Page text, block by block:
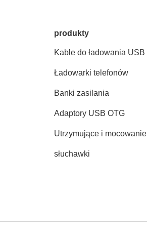
produkty
Kable do ładowania USB
Ładowarki telefonów
Banki zasilania
Adaptory USB OTG
Utrzymujące i mocowanie
słuchawki